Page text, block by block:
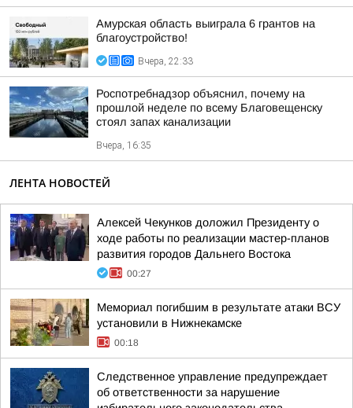
Амурская область выиграла 6 грантов на
благоустройство!
Вчера, 22:33
Роспотребнадзор объяснил, почему на
прошлой неделе по всему Благовещенску
стоял запах канализации
Вчера, 16:35
ЛЕНТА НОВОСТЕЙ
Алексей Чекунков доложил Президенту о
ходе работы по реализации мастер-планов
развития городов Дальнего Востока
00:27
Мемориал погибшим в результате атаки ВСУ
установили в Нижнекамске
00:18
Следственное управление предупреждает
об ответственности за нарушение